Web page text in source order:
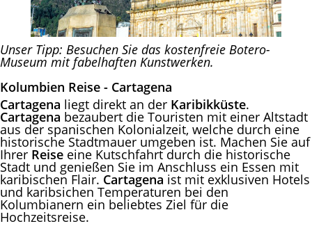
Unser Tipp: Besuchen Sie das kostenfreie Botero-
Museum mit fabelhaften Kunstwerken.
Kolumbien Reise - Cartagena
Cartagena liegt direkt an der Karibikküste.
Cartagena bezaubert die Touristen mit einer Altstadt
aus der spanischen Kolonialzeit, welche durch eine
historische Stadtmauer umgeben ist. Machen Sie auf
Ihrer Reise eine Kutschfahrt durch die historische
Stadt und genießen Sie im Anschluss ein Essen mit
karibischen Flair. Cartagena ist mit exklusiven Hotels
und karibsichen Temperaturen bei den
Kolumbianern ein beliebtes Ziel für die
Hochzeitsreise.